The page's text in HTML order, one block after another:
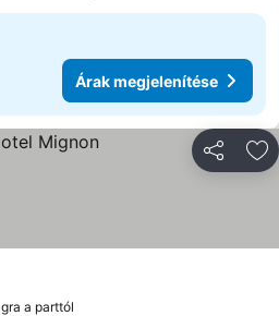
Árak megjelenítése
a parttól